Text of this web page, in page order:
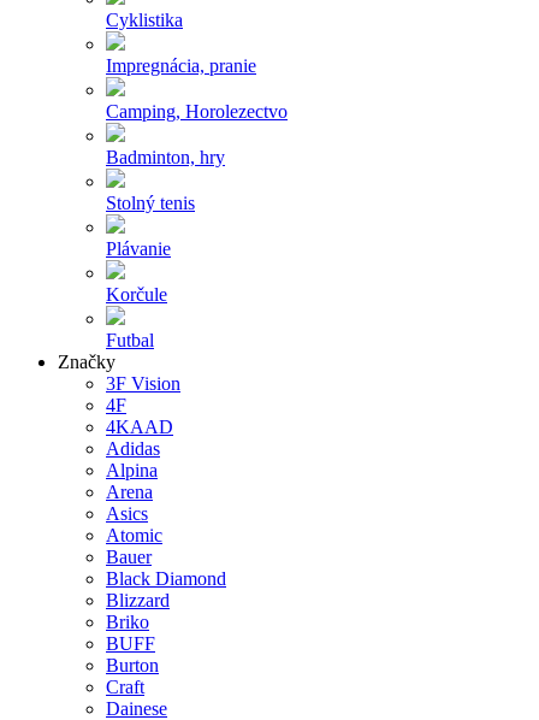
Cyklistika
Impregnácia, pranie
Camping, Horolezectvo
Badminton, hry
Stolný tenis
Plávanie
Korčule
Futbal
Značky
3F Vision
4F
4KAAD
Adidas
Alpina
Arena
Asics
Atomic
Bauer
Black Diamond
Blizzard
Briko
BUFF
Burton
Craft
Dainese